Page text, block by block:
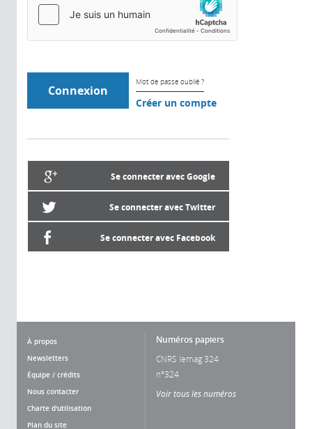
Mot de passe oublié ?
Créer un compte
Se connecter avec Google
Se connecter avec Twitter
Se connecter avec Facebook
À propos
Newsletters
Équipe / crédits
Nous contacter
Charte d'utilisation
Plan du site
Numéros papiers
CNRS lemag 324
n°324
Voir tous les numéros